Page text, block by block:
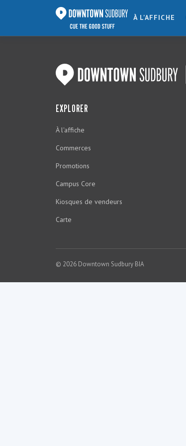
À L'AFFICHE
EXPLORER
À l'affiche
Commerces
Promotions
Campus Core
Kiosques de vendeurs
Carte
© 2026 Downtown Sudbury BIA